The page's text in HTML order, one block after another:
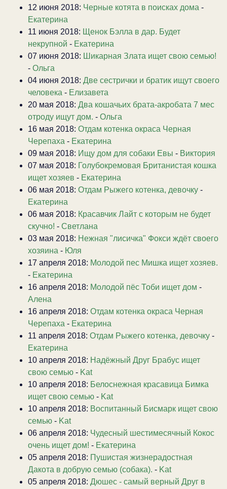
12 июня 2018: Черные котята в поисках дома -
Екатерина
11 июня 2018: Щенок Бэлла в дар. Будет
некрупной - Екатерина
07 июня 2018: Шикарная Злата ищет свою семью!
- Ольга
04 июня 2018: Две сестрички и братик ищут своего
человека - Елизавета
20 мая 2018: Два кошачьих брата-акробата 7 мес
отроду ищут дом. - Ольга
16 мая 2018: Отдам котенка окраса Черная
Черепаха - Екатерина
09 мая 2018: Ищу дом для собаки Евы - Виктория
07 мая 2018: Голубокремовая Британистая кошка
ищет хозяев - Екатерина
06 мая 2018: Отдам Рыжего котенка, девочку -
Екатерина
06 мая 2018: Красавчик Лайт с которым не будет
скучно! - Светлана
03 мая 2018: Нежная "лисичка" Фокси ждёт своего
хозяина - Юля
17 апреля 2018: Молодой пес Мишка ищет хозяев.
- Екатерина
16 апреля 2018: Молодой пёс Тоби ищет дом -
Алена
16 апреля 2018: Отдам котенка окраса Черная
Черепаха - Екатерина
11 апреля 2018: Отдам Рыжего котенка, девочку -
Екатерина
10 апреля 2018: Надёжный Друг Брабус ищет
свою семью - Kat
10 апреля 2018: Белоснежная красавица Бимка
ищет свою семью - Kat
10 апреля 2018: Воспитанный Бисмарк ищет свою
семью - Kat
06 апреля 2018: Чудесный шестимесячный Кокос
очень ищет дом! - Екатерина
05 апреля 2018: Пушистая жизнерадостная
Дакота в добрую семью (собака). - Kat
05 апреля 2018: Дюшес - самый верный Друг в